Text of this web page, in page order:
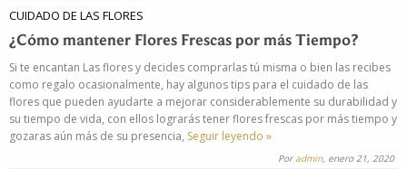
CUIDADO DE LAS FLORES
¿Cómo mantener Flores Frescas por más Tiempo?
Si te encantan Las flores y decides comprarlas tú misma o bien las recibes
como regalo ocasionalmente, hay algunos tips para el cuidado de las
flores que pueden ayudarte a mejorar considerablemente su durabilidad y
su tiempo de vida, con ellos lograrás tener flores frescas por más tiempo y
gozaras aún más de su presencia, Seguir leyendo »
Poradmin, enero 21, 2020